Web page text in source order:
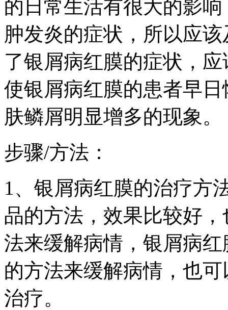
的日常生活有很大的影
肿发炎的症状，所以应
了银屑病红膜的症状，
使银屑病红膜的患者早
肤鳞屑明显增多的现象。
步骤/方法：
1、银屑病红膜的治疗方
品的方法，效果比较好
法来缓解病情，银屑病
的方法来缓解病情，也
治疗。